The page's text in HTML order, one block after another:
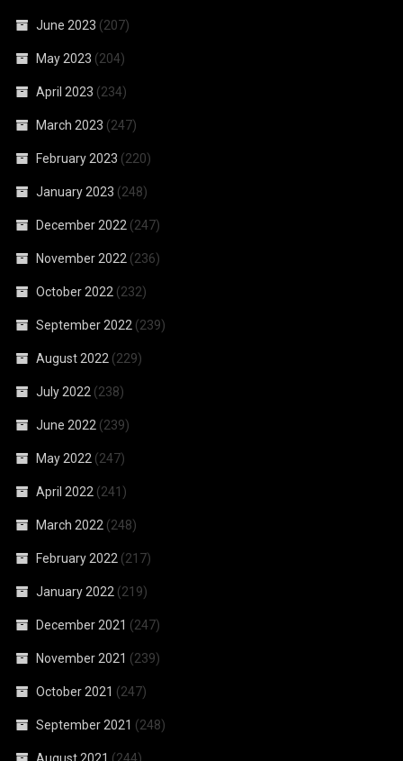
June 2023 (207)
May 2023 (204)
April 2023 (234)
March 2023 (247)
February 2023 (220)
January 2023 (248)
December 2022 (247)
November 2022 (236)
October 2022 (232)
September 2022 (239)
August 2022 (229)
July 2022 (238)
June 2022 (239)
May 2022 (247)
April 2022 (241)
March 2022 (248)
February 2022 (217)
January 2022 (219)
December 2021 (247)
November 2021 (239)
October 2021 (247)
September 2021 (248)
August 2021 (244)